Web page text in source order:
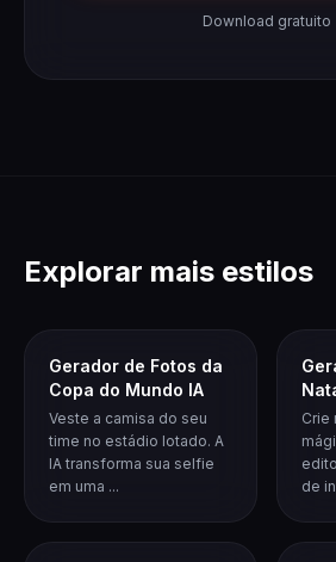
Download gratuito
Explorar mais estilos
Gerador de Fotos da
Copa do Mundo IA
Veste a camisa do seu
time no estádio lotado. A
IA transforma sua selfie
em uma ...
Crie
de